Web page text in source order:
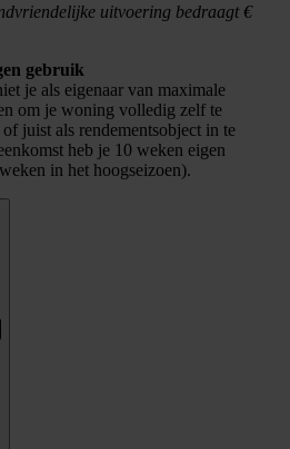
uitvoering bedraagt €
gebruik
je als eigenaar van maximale
om je woning volledig zelf te
juist als rendementsobject in te
heb je 10 weken eigen
in het hoogseizoen).